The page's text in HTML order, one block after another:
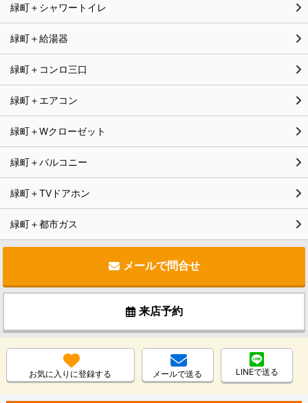
緑町＋シャワートイレ
緑町＋給湯器
緑町＋コンロ三口
緑町＋エアコン
緑町＋Wクローゼット
緑町＋バルコニー
緑町＋TVドアホン
緑町＋都市ガス
メールで問合せ
来店予約
お気に入りに登録する メールで送る LINEで送る